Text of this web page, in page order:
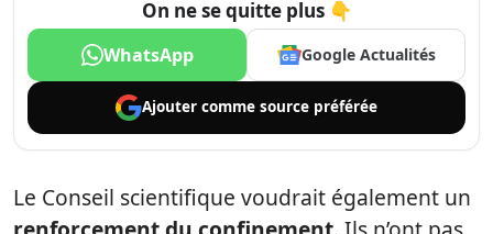
On ne se quitte plus 👇
WhatsApp Google Actualités
Ajouter comme source préférée
Le Conseil scientifique voudrait également un